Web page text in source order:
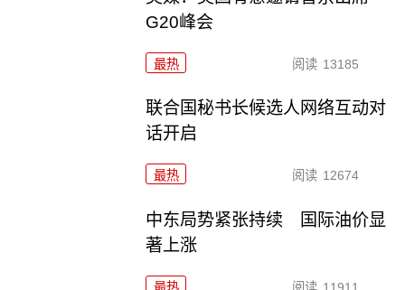
G20峰会
最热 阅读 13185
联合国秘书长候选人网络互动对
话开启
最热 阅读 12674
中东局势紧张持续 国际油价显
著上涨